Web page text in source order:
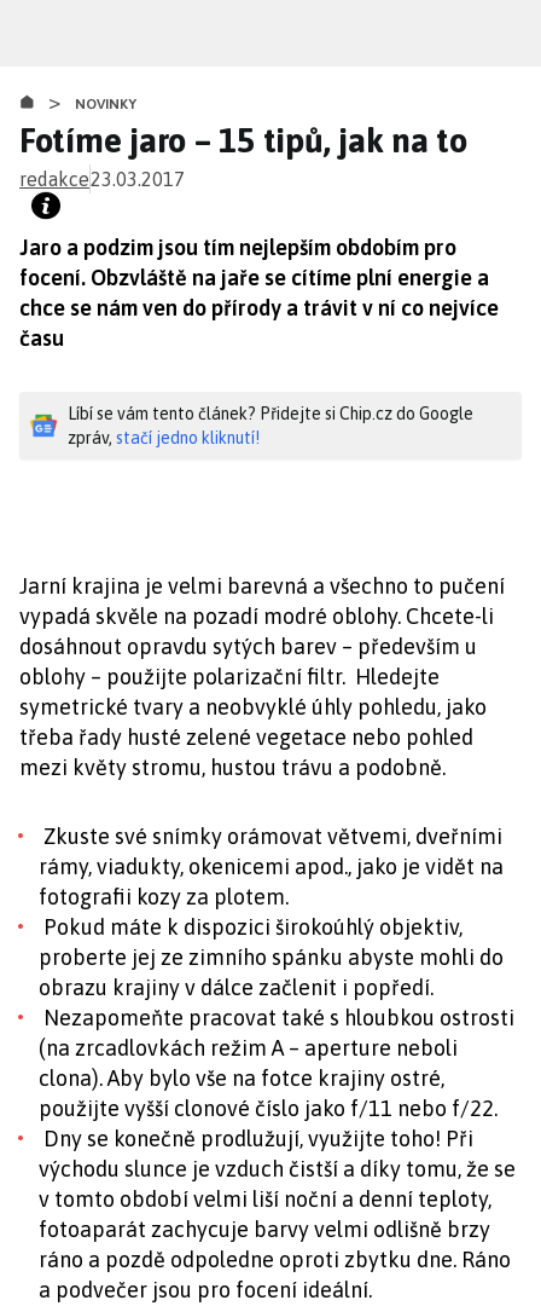
obsahu
> NOVINKY
Fotíme jaro – 15 tipů, jak na to
redakce23.03.2017
Jaro a podzim jsou tím nejlepším obdobím pro
focení. Obzvláště na jaře se cítíme plní energie a
chce se nám ven do přírody a trávit v ní co nejvíce
času
Líbí se vám tento článek? Přidejte si Chip.cz do Google
zpráv, stačí jedno kliknutí!
Jarní krajina je velmi barevná a všechno to pučení
vypadá skvěle na pozadí modré oblohy. Chcete-li
dosáhnout opravdu sytých barev – především u
oblohy – použijte polarizační filtr. Hledejte
symetrické tvary a neobvyklé úhly pohledu, jako
třeba řady husté zelené vegetace nebo pohled
mezi květy stromu, hustou trávu a podobně.
Zkuste své snímky orámovat větvemi, dveřními
rámy, viadukty, okenicemi apod., jako je vidět na
fotografii kozy za plotem.
Pokud máte k dispozici širokoúhlý objektiv,
proberte jej ze zimního spánku abyste mohli do
obrazu krajiny v dálce začlenit i popředí.
Nezapomeňte pracovat také s hloubkou ostrosti
(na zrcadlovkách režim A – aperture neboli
clona). Aby bylo vše na fotce krajiny ostré,
použijte vyšší clonové číslo jako f/11 nebo f/22.
Dny se konečně prodlužují, využijte toho! Při
východu slunce je vzduch čistší a díky tomu, že se
v tomto období velmi liší noční a denní teploty,
fotoaparát zachycuje barvy velmi odlišně brzy
ráno a pozdě odpoledne oproti zbytku dne. Ráno
a podvečer jsou pro focení ideální.